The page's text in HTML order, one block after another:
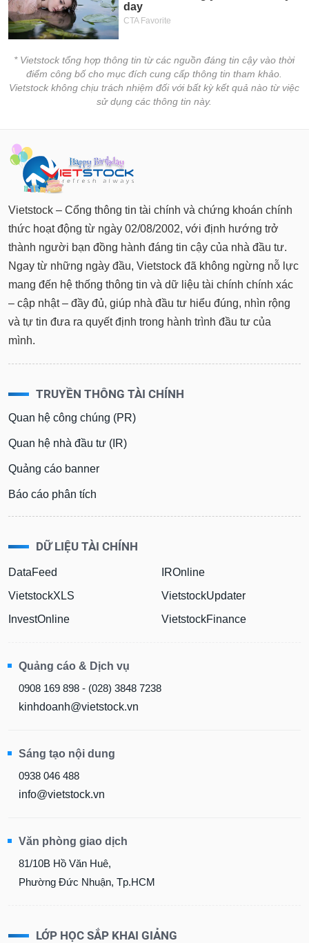
Hủy
niêm
yết
đặc
ký
quỹ
Danh
ETF
Cổ
phiếu
chi
tiết
Tổng
quan
Giao
chính
Phân
kỹ
thuật
sơ
doanh
Tin
sự
kiện
Tài
lý
thị
trường
* Vietstock tổng hợp thông tin từ các nguồn đáng tin cậy vào thời
điểm công bố cho mục đích cung cấp thông tin tham khảo.
Vietstock không chịu trách nhiệm đối với bất kỳ kết quả nào từ việc
sử dụng các thông tin này.
Vietstock – Cổng thông tin tài chính và chứng khoán chính
thức hoạt động từ ngày 02/08/2002, với định hướng trở
thành người bạn đồng hành đáng tin cậy của nhà đầu tư.
Ngay từ những ngày đầu, Vietstock đã không ngừng nỗ lực
mang đến hệ thống thông tin và dữ liệu tài chính chính xác
– cập nhật – đầy đủ, giúp nhà đầu tư hiểu đúng, nhìn rộng
và tự tin đưa ra quyết định trong hành trình đầu tư của
mình.
TRUYỀN THÔNG TÀI CHÍNH
Quan hệ công chúng (PR)
Quan hệ nhà đầu tư (IR)
Quảng cáo banner
Báo cáo phân tích
DỮ LIỆU TÀI CHÍNH
DataFeed
VietstockXLS
InvestOnline
IROnline
VietstockUpdater
VietstockFinance
Quảng cáo & Dịch vụ
0908 169 898 - (028) 3848 7238
kinhdoanh@vietstock.vn
Sáng tạo nội dung
0938 046 488
info@vietstock.vn
Văn phòng giao dịch
81/10B Hồ Văn Huê,
Phường Đức Nhuận, Tp.HCM
LỚP HỌC SẮP KHAI GIẢNG
CÔNG
CỤ
ĐẦU
XUẤT
DỮ
LIỆU
TIN
MỚI
Ngành
(-)
VS-
SECTOR
LƯỢNG
NGUYÊN
CÔNG
TIÊU
DÙNG
KHÔNG
TIÊU
YẾU
SÓC